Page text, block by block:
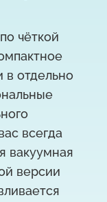
чёткой
в отдельно
всегда
вакуумная
версии